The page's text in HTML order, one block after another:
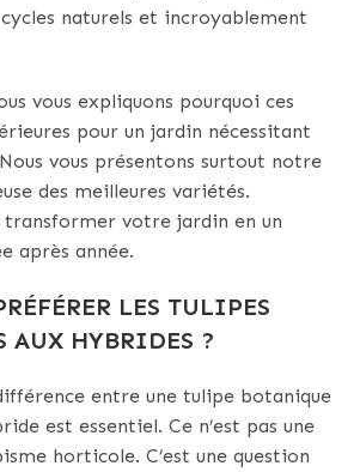
naturels et incroyablement
vous expliquons pourquoi ces
pour un jardin nécessitant
vous présentons surtout notre
des meilleures variétés.
transformer votre jardin en un
après année.
LES TULIPES
AUX HYBRIDES ?
entre une tulipe botanique
est essentiel. Ce n’est pas une
horticole. C’est une question